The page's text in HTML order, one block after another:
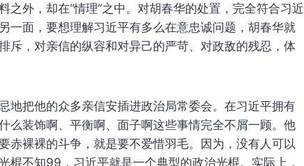
外，却在“情理”之中。对胡春华的处置，完全符合习近
一面，要想理解习近平有多么在意忠诚问题，胡春华就
斥，对亲信的纵容和对异己的严苛、对政敌的残忍，体
地把他的众多亲信安插进政治局常委会。在习近平拥有
么装饰啊、平衡啊、面子啊这些事情完全不屑一顾。他
赤裸裸的斗争，就是要不爱惜羽毛。因为，没有人可以
棍不知99，习近平就是一个典型的政治光棍。实际上，